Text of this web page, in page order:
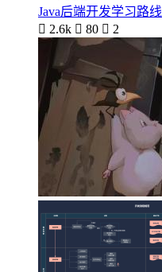
Java后端开发学习路线
 2.6k  80  2